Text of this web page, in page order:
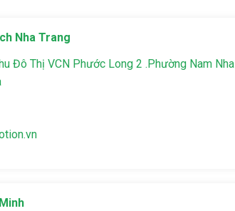
Nha Trang
Đô Thị VCN Phước Long 2 .Phường Nam Nha